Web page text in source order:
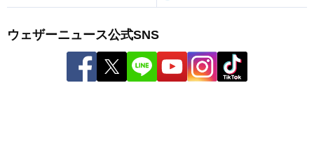
ウェザーニュース公式SNS